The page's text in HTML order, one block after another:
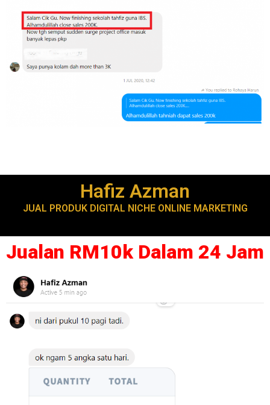
Hafiz Azman
JUAL PRODUK DIGITAL NICHE ONLINE MARKETING
Jualan RM10k Dalam 24 Jam